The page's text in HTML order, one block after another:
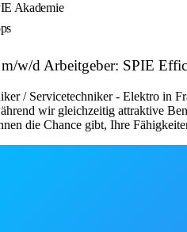
Akademie
w/d Arbeitgeber: SPIE
/ Servicetechniker - Elektro in
wir gleichzeitig attraktive
die Chance gibt, Ihre